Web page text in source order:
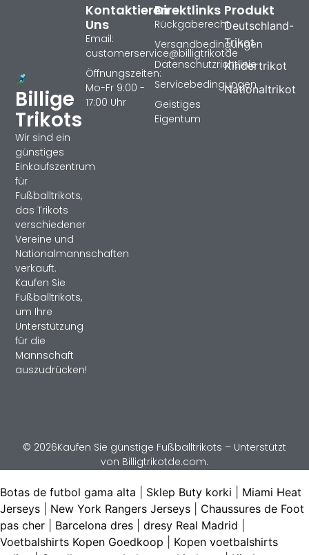
Billige
Trikots
Wir sind ein
günstiges
Einkaufszentrum
für
Fußballtrikots,
das Trikots
verschiedener
Vereine und
Nationalmannschaften
verkauft.
Kaufen Sie
Fußballtrikots,
um Ihre
Unterstützung
für die
Mannschaft
auszudrücken!
Produkt
Deutschland-
Trikot
Kindertrikot
Nationaltrikot
Direktlinks
Rückgaberecht
Versandbedingungen
Datenschutzrichtlinie
Servicebedingungen
Geistiges
Eigentum
Kontaktieren
Uns
Email:
customerservice@billigtrikotde
Öffnungszeiten:
Mo-Fr 9:00 -
17:00 Uhr
© 2026Kaufen Sie günstige Fußballtrikots – Unterstützt
von Billigtrikotde.com.
Botas de futbol gama alta Sklep Buty korki
Miami Heat
Jerseys
New York Rangers Jerseys
Chaussures de Foot
pas cher
Barcelona dres dresy Real Madrid
Voetbalshirts Kopen Goedkoop
Kopen voetbalshirts